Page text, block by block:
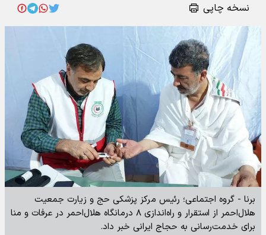
نسخه چاپی
برنا - گروه اجتماعی؛ رئیس مرکز پزشکی حج و زیارت جمعیت
هلال‌احمر از استقرار و راه‌اندازی ۸ درمانگاه هلال‌احمر در عرفات و منا
برای خدمت‌رسانی به حجاج ایرانی خبر داد.